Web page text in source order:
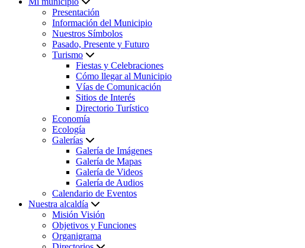
Presentación
Información del Municipio
Nuestros Símbolos
Pasado, Presente y Futuro
Turismo
Fiestas y Celebraciones
Cómo llegar al Municipio
Vías de Comunicación
Sitios de Interés
Directorio Turístico
Economía
Ecología
Galerías
Galería de Imágenes
Galería de Mapas
Galería de Videos
Galería de Audios
Calendario de Eventos
Nuestra alcaldía
Misión Visión
Objetivos y Funciones
Organigrama